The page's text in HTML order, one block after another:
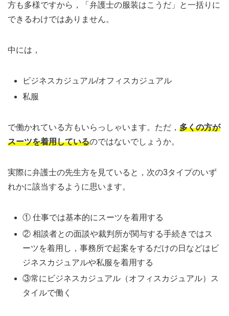
方も多様ですから，「弁護士の服装はこうだ」と一括りに
できるわけではありません。
中には，
ビジネスカジュアル/オフィスカジュアル
私服
で働かれている方もいらっしゃいます。ただ， 多くの方が
スーツを着用しているのではないでしょうか。
実際に弁護士の先生方を見ていると，次の3タイプのいず
れかに該当するように思います。
① 仕事では基本的にスーツを着用する
② 相談者との面談や裁判所が関与する手続きではス
ーツを着用し，事務所で起案をするだけの日などはビ
ジネスカジュアルや私服を着用する
③常にビジネスカジュアル（オフィスカジュアル）ス
タイルで働く